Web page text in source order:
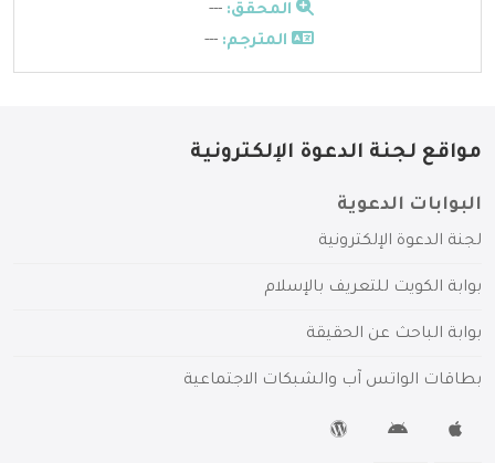
المحقق: ---
المترجم: ---
مواقع لجنة الدعوة الإلكترونية
البوابات الدعوية
لجنة الدعوة الإلكترونية
بوابة الكويت للتعريف بالإسلام
بوابة الباحث عن الحقيقة
بطاقات الواتس آب والشبكات الاجتماعية